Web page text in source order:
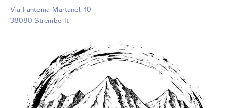
Via Fantoma Martanel, 10
38080 Strembo It